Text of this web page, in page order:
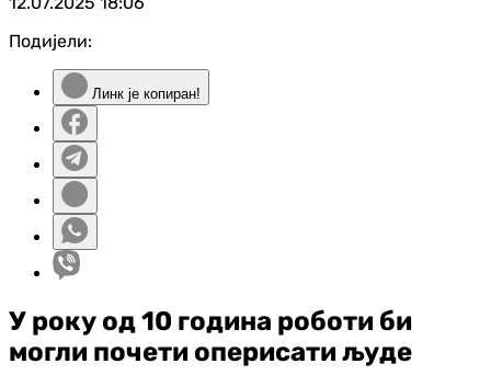
Подијели:
Линк је копиран!
У року од 10 година роботи би
могли почети оперисати људе